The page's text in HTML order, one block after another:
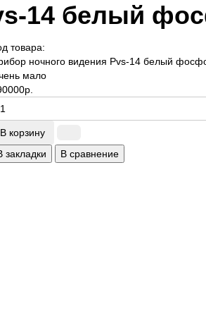
14 белый
товара:
ночного видения Pvs-14 белый
мало
В корзину
закладки
В сравнение